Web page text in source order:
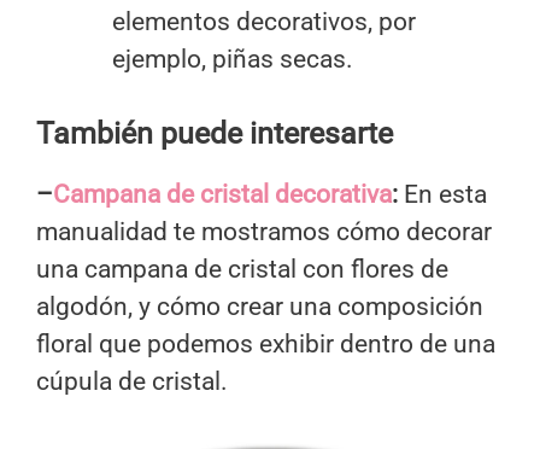
elementos decorativos, por
ejemplo, piñas secas.
También puede interesarte
–Campana de cristal decorativa: En esta
manualidad te mostramos cómo decorar
una campana de cristal con flores de
algodón, y cómo crear una composición
floral que podemos exhibir dentro de una
cúpula de cristal.